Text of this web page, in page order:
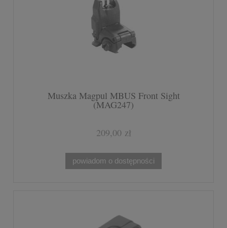
Muszka Magpul MBUS Front Sight
(MAG247)
209,00 zł
powiadom o dostępności